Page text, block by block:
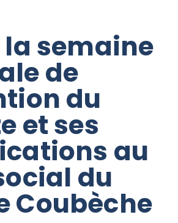
la semaine
de
du
et ses
au
du
Coubèche